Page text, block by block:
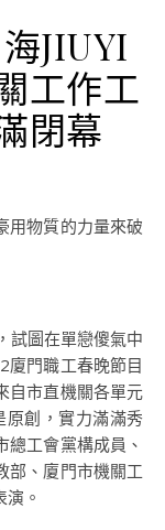
JIUYI
工作工
閉幕
圖在單戀傻氣中
廈門職工春晚節目
自市直機關各單元
創，實力滿滿秀
工會黨構成員、
部、廈門市機關工
。
0